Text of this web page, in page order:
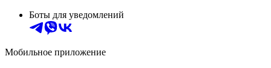
Боты для уведомлений
Мобильное приложение